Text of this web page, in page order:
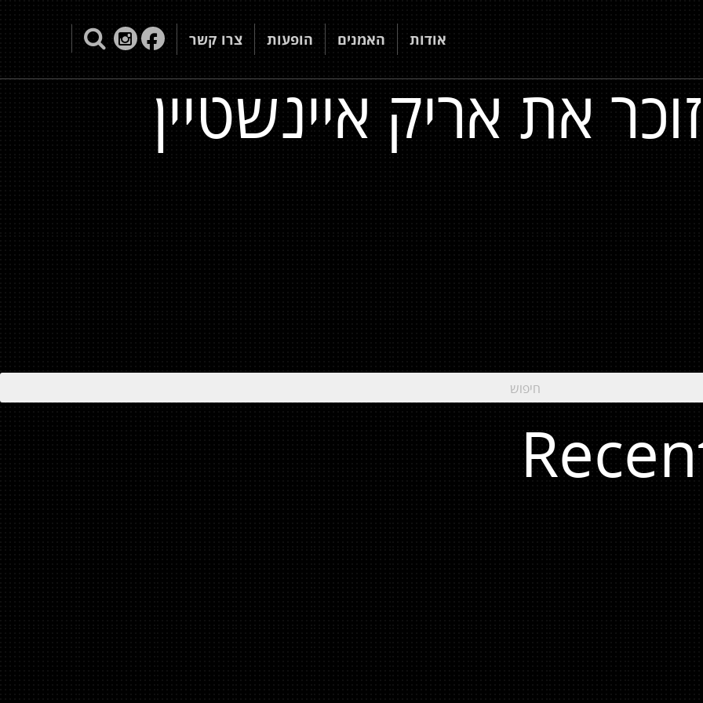
אודות האמנים הופעות צרו קשר
את אריק איינשטיין